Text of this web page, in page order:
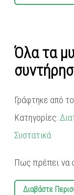
Όλα τα
Γράφτηκε από
Κατηγορίες:
Συστατικά
Πως πρέπει να
Διαβάστε